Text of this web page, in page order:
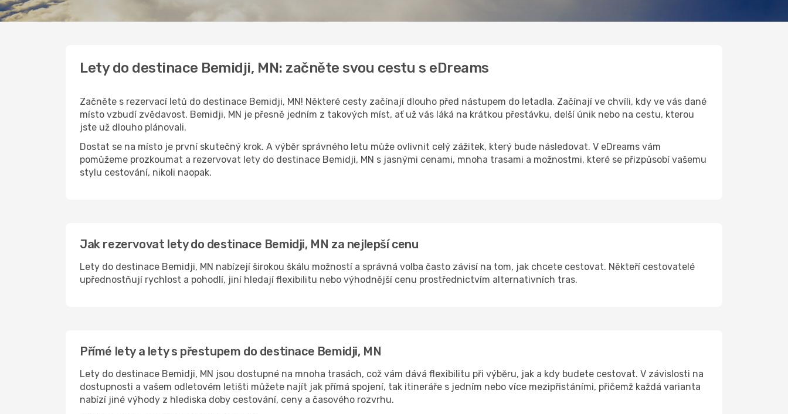
Lety do destinace Bemidji, MN: začněte svou cestu s eDreams
Začněte s rezervací letů do destinace Bemidji, MN! Některé cesty začínají dlouho před nástupem do letadla. Začínají ve chvíli, kdy ve vás dané
místo vzbudí zvědavost. Bemidji, MN je přesně jedním z takových míst, ať už vás láká na krátkou přestávku, delší únik nebo na cestu, kterou
jste už dlouho plánovali.
Dostat se na místo je první skutečný krok. A výběr správného letu může ovlivnit celý zážitek, který bude následovat. V eDreams vám
pomůžeme prozkoumat a rezervovat lety do destinace Bemidji, MN s jasnými cenami, mnoha trasami a možnostmi, které se přizpůsobí vašemu
stylu cestování, nikoli naopak.
Jak rezervovat lety do destinace Bemidji, MN za nejlepší cenu
Lety do destinace Bemidji, MN nabízejí širokou škálu možností a správná volba často závisí na tom, jak chcete cestovat. Někteří cestovatelé
upřednostňují rychlost a pohodlí, jiní hledají flexibilitu nebo výhodnější cenu prostřednictvím alternativních tras.
Přímé lety a lety s přestupem do destinace Bemidji, MN
Lety do destinace Bemidji, MN jsou dostupné na mnoha trasách, což vám dává flexibilitu při výběru, jak a kdy budete cestovat. V závislosti na
dostupnosti a vašem odletovém letišti můžete najít jak přímá spojení, tak itineráře s jedním nebo více mezipřistáními, přičemž každá varianta
nabízí jiné výhody z hlediska doby cestování, ceny a časového rozvrhu.